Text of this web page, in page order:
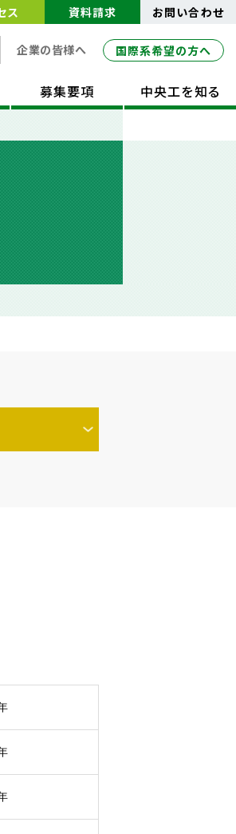
ス 資料請求 お問い合わせ
企業の皆様へ 国際系希望の方へ
募集要項 中央工を知る